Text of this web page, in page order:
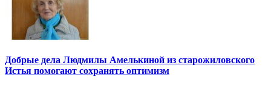
Добрые дела Людмилы Амелькиной из старожиловского
Истья помогают сохранять оптимизм